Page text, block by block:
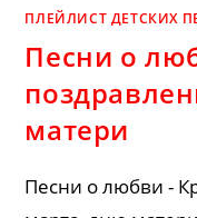
ПЛЕЙЛИСТ ДЕТСКИХ
Песни о
матери
Песни о любви -